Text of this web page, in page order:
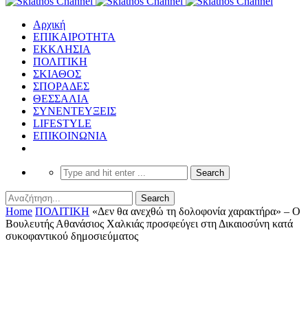
Αρχική
ΕΠΙΚΑΙΡΟΤΗΤΑ
ΕΚΚΛΗΣΙΑ
ΠΟΛΙΤΙΚΗ
ΣΚΙΑΘΟΣ
ΣΠΟΡΑΔΕΣ
ΘΕΣΣΑΛΙΑ
ΣΥΝΕΝΤΕΥΞΕΙΣ
LIFESTYLE
ΕΠΙΚΟΙΝΩΝΙΑ
Home ΠΟΛΙΤΙΚΗ «Δεν θα ανεχθώ τη δολοφονία χαρακτήρα» – Ο
Βουλευτής Αθανάσιος Χαλκιάς προσφεύγει στη Δικαιοσύνη κατά
συκοφαντικού δημοσιεύματος